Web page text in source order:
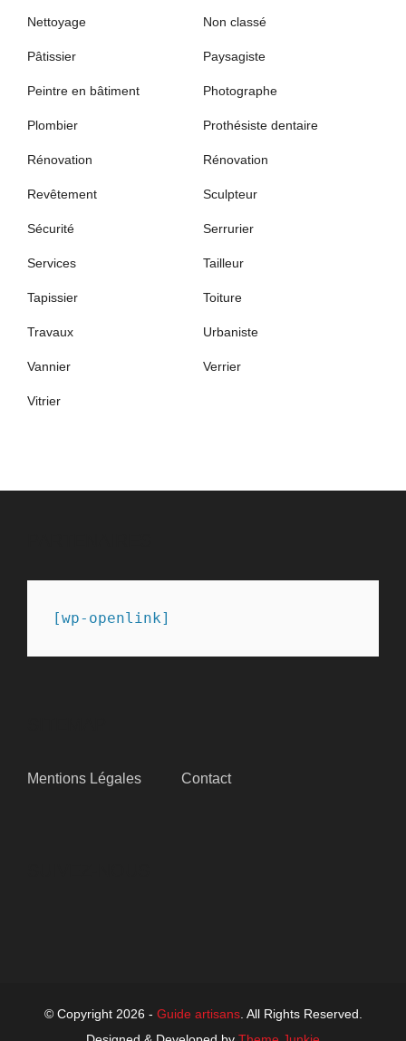
Nettoyage Non classé
Pâtissier Paysagiste
Peintre en bâtiment Photographe
Plombier Prothésiste dentaire
Rénovation Rénovation
Revêtement Sculpteur
Sécurité Serrurier
Services Tailleur
Tapissier Toiture
Travaux Urbaniste
Vannier Verrier
Vitrier
[wp-openlink]
Mentions Légales Contact
© Copyright 2026 - Guide artisans. All Rights Reserved.